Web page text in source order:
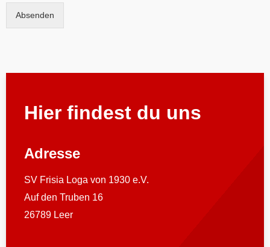
Absenden
Hier findest du uns
Adresse
SV Frisia Loga von 1930 e.V.
Auf den Truben 16
26789 Leer